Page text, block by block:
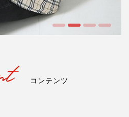
コンテンツ